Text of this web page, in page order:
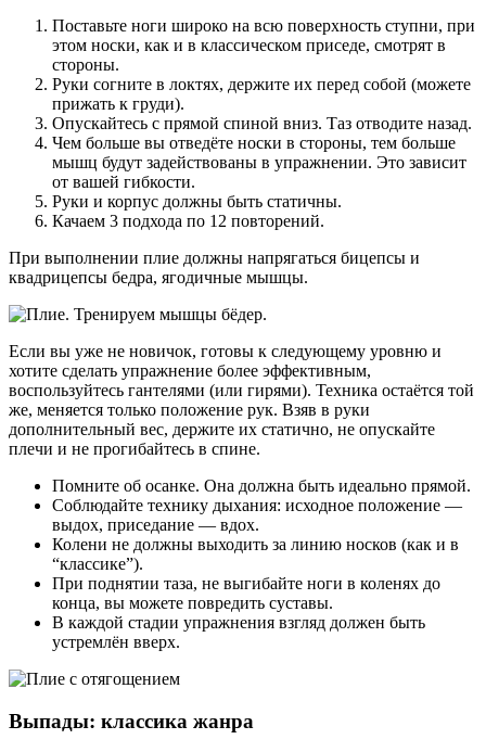
Поставьте ноги широко на всю поверхность ступни, при
этом носки, как и в классическом приседе, смотрят в
стороны.
Руки согните в локтях, держите их перед собой (можете
прижать к груди).
Опускайтесь с прямой спиной вниз. Таз отводите назад.
Чем больше вы отведёте носки в стороны, тем больше
мышц будут задействованы в упражнении. Это зависит
от вашей гибкости.
Руки и корпус должны быть статичны.
Качаем 3 подхода по 12 повторений.
При выполнении плие должны напрягаться бицепсы и
квадрицепсы бедра, ягодичные мышцы.
Если вы уже не новичок, готовы к следующему уровню и
хотите сделать упражнение более эффективным,
воспользуйтесь гантелями (или гирями). Техника остаётся той
же, меняется только положение рук. Взяв в руки
дополнительный вес, держите их статично, не опускайте
плечи и не прогибайтесь в спине.
Помните об осанке. Она должна быть идеально прямой.
Соблюдайте технику дыхания: исходное положение —
выдох, приседание — вдох.
Колени не должны выходить за линию носков (как и в
“классике”).
При поднятии таза, не выгибайте ноги в коленях до
конца, вы можете повредить суставы.
В каждой стадии упражнения взгляд должен быть
устремлён вверх.
Выпады: классика жанра